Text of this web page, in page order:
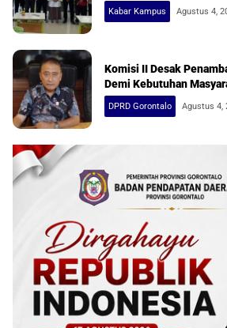
Kabar Kampus Agustus 4,
Komisi II Desak
Demi Kebutuhan
DPRD Gorontalo Agustus 4,